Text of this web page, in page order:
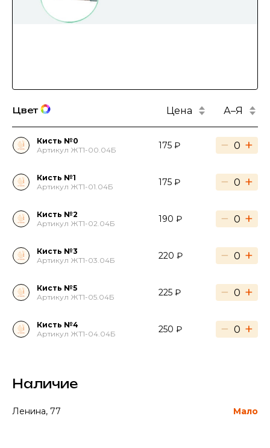
Цвет Цена А–Я
Кисть №0
Артикул ЖТ1-00.04Б
175 ₽ − +
Кисть №1
Артикул ЖТ1-01.04Б
175 ₽ − +
Кисть №2
Артикул ЖТ1-02.04Б
190 ₽ − +
Кисть №3
Артикул ЖТ1-03.04Б
220 ₽ − +
Кисть №5
Артикул ЖТ1-05.04Б
225 ₽ − +
Кисть №4
Артикул ЖТ1-04.04Б
250 ₽ − +
Наличие
Ленина, 77 Мало